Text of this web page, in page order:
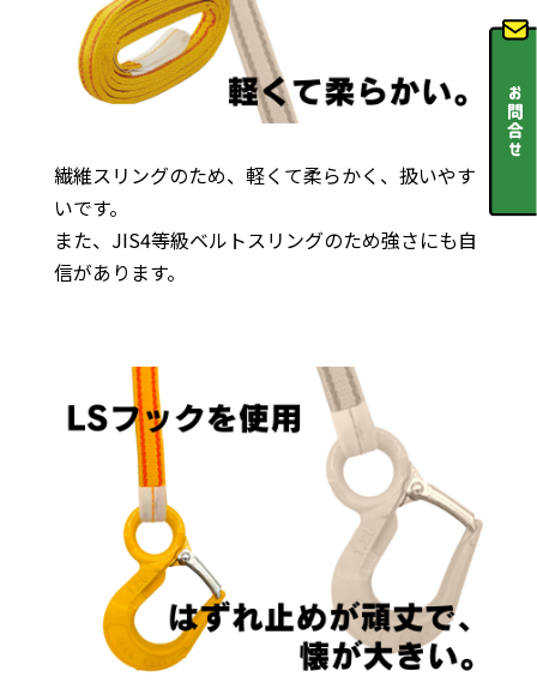
繊維スリングのため、軽くて柔らかく、扱いやす
いです。
また、JIS4等級ベルトスリングのため強さにも自
信があります。